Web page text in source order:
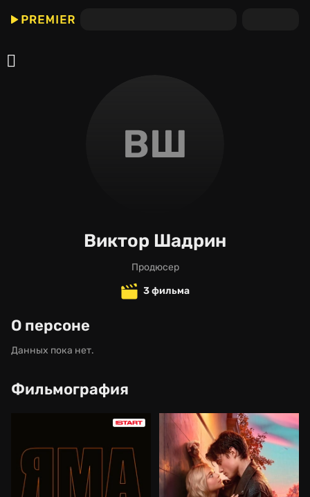
ВШ
Виктор Шадрин
продюсер
3 фильма
О персоне
Данных пока нет.
Фильмография